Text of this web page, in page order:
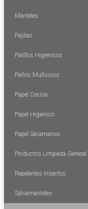
Manteles
Pajitas
Palillos Higienicos
Paños Multiusos
Papel Cocina
Papel Higienico
Papel Secamanos
Productos Limpieza General
Repelentes Insectos
Salvamanteles